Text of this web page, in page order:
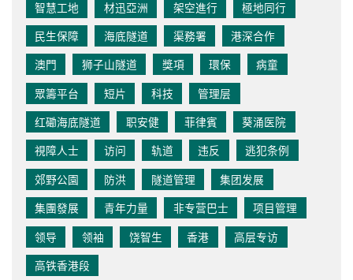
智慧工地
材迅亞洲 架空進行
極地同行
民生保障
海底隧道 渠務署
港深合作
澳門
狮子山隧道 獎項 環保
病童
眾籌平台
短片 科技
管理层
红磡海底隧道
职安健 菲律賓
葵涌医院
視障人士
访问 轨道 违反
逃犯条例
郊野公園
防洪 隧道管理
集团发展
集團發展
青年力量 非专营巴士
项目管理
领导
领袖 饶智生 香港
高层专访
高铁香港段